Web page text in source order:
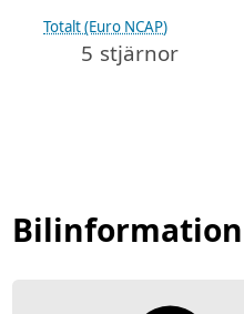
Totalt (Euro NCAP)
5 stjärnor
Bilinformation